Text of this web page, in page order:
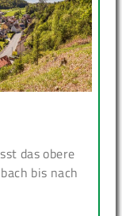
das obere
bis nach